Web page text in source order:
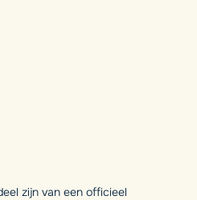
zijn van een officieel